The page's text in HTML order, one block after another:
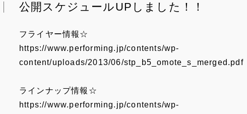
公開スケジュールUPしました！！
フライヤー情報☆
https://www.performing.jp/contents/wp-
content/uploads/2013/06/stp_b5_omote_s_merged.pdf
ラインナップ情報☆
https://www.performing.jp/contents/wp-